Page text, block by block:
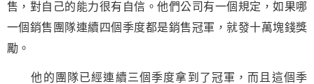
售，對自己的能力很有 自信 。他們公司有一個規定，如果哪
一個銷售團隊連續四個季度都是銷售冠軍，就發十萬塊錢獎
勵。
他的團隊已經連續三個季度拿到了冠軍，而且這個季